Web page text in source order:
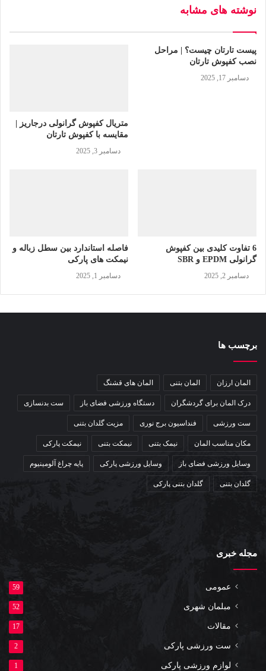
ارتفاع استاندارد پایه چراغ خیابانی و
توجه به اندازه استاندارد پایه چراغ خیابانی و برج نوری که از اصلی
ترین سازه های روشنایی شهری هستند از اهمیت خاصی برخوردار
برج نوری از 6 تا 70 متر متغیر است. عوامل مختلفی بر ارتفاع انواع
پایه چراغ خیابانی و برج نور تاثیر می گذارد که در ادامه به معرفی آن
عوامل موثر بر ارتفاع پایه چراغ
خیابانی
مساحت مکان مورد نظر
هرچه مساحت منطقه مورد نظر بزرگ‌تر باشد، برای نورپردازی بهتر
لازم است ارتفاع پایه چراغ خیابانی بیشتر باشد. جدول زیر ارتفاع پایه
چراغ خیابانی را بر اساس مساحت محیط های مختلف نشان می
نوشته های مشابه
پیست تارتان چیست؟ | مراحل
نصب کفپوش تارتان
دسامبر 17, 2025
متریال کفپوش گرانولی درجاریز |
مقایسه با کفپوش تارتان
دسامبر 3, 2025
6 تفاوت کلیدی بین کفپوش
گرانولی EPDM و SBR
دسامبر 2, 2025
فاصله استاندارد بین سطل زباله و
نیمکت های پارکی
دسامبر 1, 2025
برچسب ها
المان ارزان المان بتنی المان های قشنگ
درک المان برای گردشگران دستگاه ورزشی فضای باز ست بدنسازی
ست ورزشی فنداسیون برج نوری مزیت گلدان بتنی
مکان مناسب المان نیمک بتنی نیمکت بتنی نیمکت پارکی
وسایل ورزشی فضای باز وسایل ورزشی پارکی پایه چراغ آلومینیوم
گلدان بتنی گلدان بتنی پارکی
مجله خبری
عمومی 59
مبلمان شهری 52
مقالات 17
ست ورزشی پارکی 2
لوازم ورزشی پارکی 1